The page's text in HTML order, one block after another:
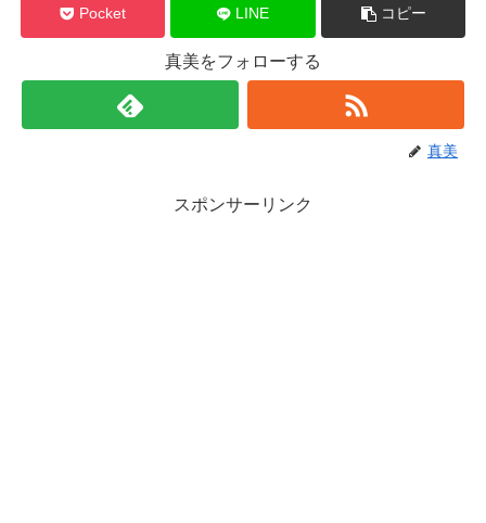
Pocket LINE コピー
真美をフォローする
真美
スポンサーリンク